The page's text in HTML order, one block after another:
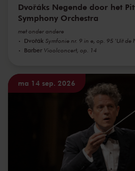
Dvořáks Negende door het
Symphony Orchestra
met onder andere
Dvořák Symfonie nr. 9 in e, op. 95 'Uit de
Barber Vioolconcert, op. 14
ma 14 sep. 2026